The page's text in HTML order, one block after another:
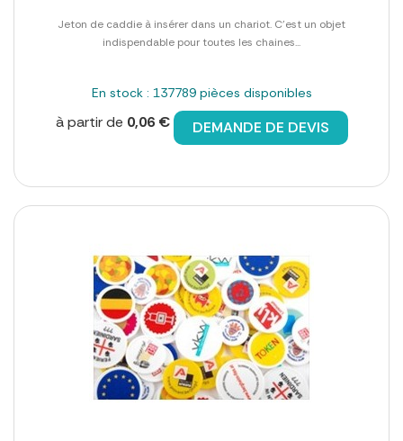
Jeton de caddie à insérer dans un chariot. C'est un objet
indispendable pour toutes les chaines...
En stock : 137789 pièces disponibles
à partir de 0,06 € DEMANDE DE DEVIS